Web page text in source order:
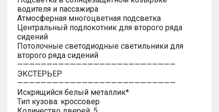
водителя и пассажира
Атмосферная многоцветная подсветка
Центральный подлокотник для второго ряда
сидений
Потолочные светодиодные светильники для
второго ряда сидений
———————————————————————————
ЭКСТЕРЬЕР
———————————————————————————
Искрящийся белый металлик*
Тип кузова: кроссовер